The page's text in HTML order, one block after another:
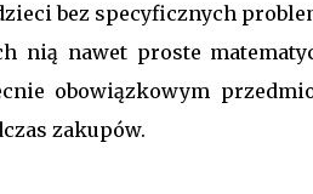
bez specyficznych
nią nawet proste
obowiązkowym
zakupów.